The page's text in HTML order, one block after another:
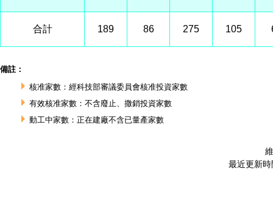
合計 189 86 275 105
備註：
核准家數：經科技部審議委員會核准投資家數
有效核准家數：不含廢止、撒銷投資家數
動工中家數：正在建廠不含已量產家數
最近更新